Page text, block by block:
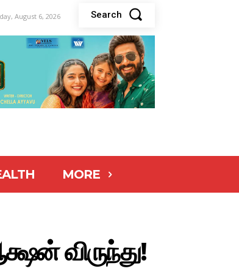
August 6, 2026 Search
MORE
விருந்து!